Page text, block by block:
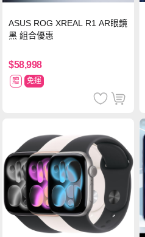
ASUS ROG XREAL R1 AR眼鏡
黑 組合優惠
$58,998
贈 免運